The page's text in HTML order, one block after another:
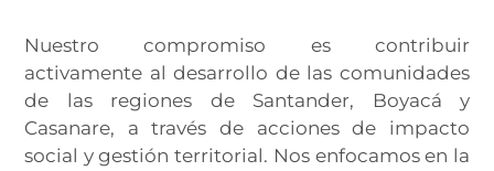
Nuestro compromiso es contribuir
activamente al desarrollo de las comunidades
de las regiones de Santander, Boyacá y
Casanare, a través de acciones de impacto
social y gestión territorial. Nos enfocamos en la